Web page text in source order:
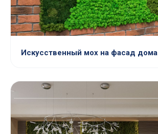
Искусственный мох на фасад дома